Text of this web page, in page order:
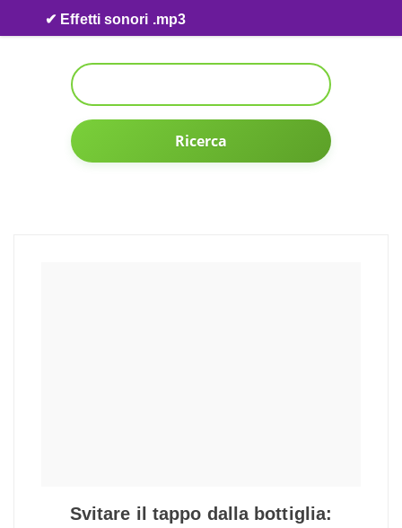
Skip to content
✔ Effetti sonori .mp3
Ricerca
Svitare il tappo dalla bottiglia: